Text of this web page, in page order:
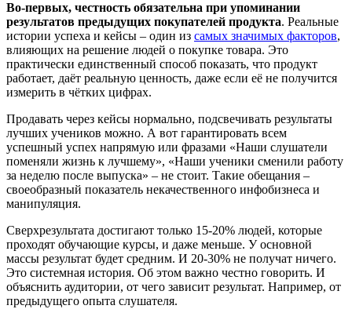
Во-первых, честность обязательна при упоминании
результатов предыдущих покупателей продукта. Реальные
истории успеха и кейсы – один из самых значимых факторов,
влияющих на решение людей о покупке товара. Это
практически единственный способ показать, что продукт
работает, даёт реальную ценность, даже если её не получится
измерить в чётких цифрах.
Продавать через кейсы нормально, подсвечивать результаты
лучших учеников можно. А вот гарантировать всем
успешный успех напрямую или фразами «Наши слушатели
поменяли жизнь к лучшему», «Наши ученики сменили работу
за неделю после выпуска» – не стоит. Такие обещания –
своеобразный показатель некачественного инфобизнеса и
манипуляция.
Сверхрезультата достигают только 15-20% людей, которые
проходят обучающие курсы, и даже меньше. У основной
массы результат будет средним. И 20-30% не получат ничего.
Это системная история. Об этом важно честно говорить. И
объяснить аудитории, от чего зависит результат. Например, от
предыдущего опыта слушателя.